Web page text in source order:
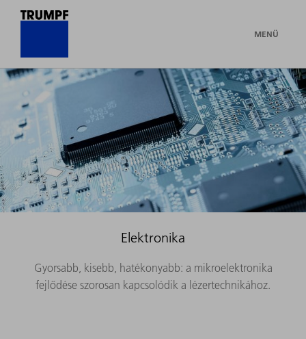
MENÜ
Elektronika
Gyorsabb, kisebb, hatékonyabb: a mikroelektronika
fejlődése szorosan kapcsolódik a lézertechnikához.